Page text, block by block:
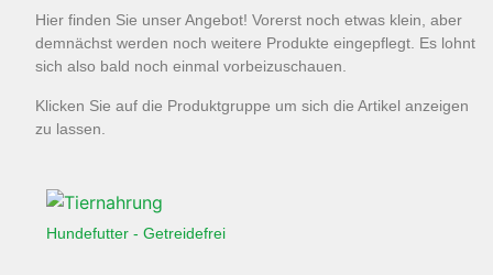
Hier finden Sie unser Angebot! Vorerst noch etwas klein, aber
demnächst werden noch weitere Produkte eingepflegt. Es lohnt
sich also bald noch einmal vorbeizuschauen.
Klicken Sie auf die Produktgruppe um sich die Artikel anzeigen
zu lassen.
Hundefutter - Getreidefrei